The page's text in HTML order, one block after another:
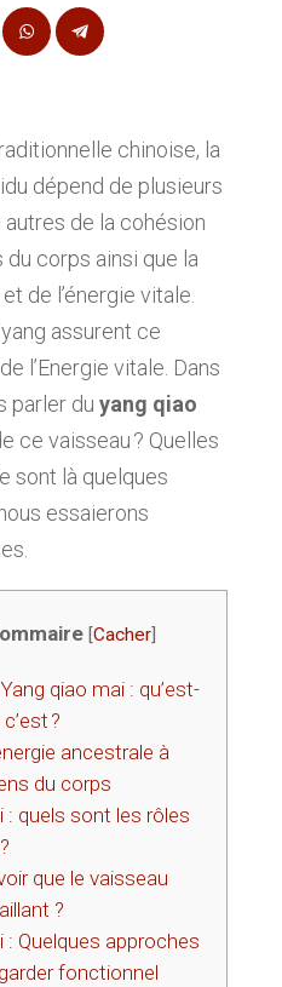
chinoise, la
dépend de plusieurs
de la cohésion
corps ainsi que la
de l’énergie vitale.
assurent ce
l’Energie vitale. Dans
parler du yang qiao
ce vaisseau ? Quelles
sont là quelques
essaierons
[Cacher]
Yang qiao mai : qu’est-
?
ancestrale à
du corps
: quels sont les rôles
que le vaisseau
?
: Quelques approches
fonctionnel